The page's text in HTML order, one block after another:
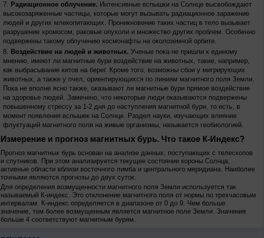
Радиационное облучение. Интенсивные вспышки на Солнце высвобождают
высокозаряженные частицы, которые могут вызывать радиационное заражение
людей и других млекопитающих. Проникновение таких частиц в тело вызывает
разрушение хромосом, раковые опухоли и множество других проблем. Особенно
подвержены такому облучению космонафты на околоземной орбите.
Воздействие на людей и животных. Ученые пока не пришли к единому
мнению, имеют ли магнитные бури воздействие на животных, такие, например,
как выбрасывание китов на берег. Кроме того, возможны сбои у мигрирующих
животных, а также у пчел, ориентирующихся по линиям магнитного поля Земли.
Пока не вполне ясно также, оказывают ли магнитные бури прямое воздействие
на здоровье людей. Замечено, что некоторые люди оказываются подвержены
повышенному стрессу за 1-2 дня до наступления магнитной бури, то есть, в
момент появления вспышек на Солнце. Раздел науки, изучающих влияние
флуктуаций магнитного поля на живые организмы, называется геобиологией.
Измерение и прогноз магнитных бурь. Что такое К-Индекс?
Прогноз магнитных бурь основан на анализе данных, поступающих с телескопов
и спутников. При этом анализируется текущее состояние короны Солнца,
активные области вблизи восточного лимба и центрального меридиана. Наиболее
точными являются прогнозы до двух суток.
Для определения возмущенности магнитного поля Земли используется так
называемый К-индекс. Это отклонение магнитного поля от нормы по трехчасовым
интервалам. К-индекс определяется в диапазоне от 0 до 9. Чем больше
значение, тем более возмущенным является магнитное поле Земли. Значения
больше 4 соответствуют магнитным бурям.